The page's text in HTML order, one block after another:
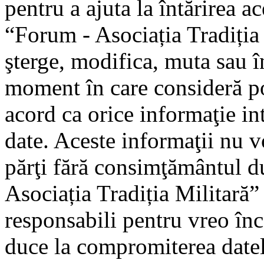
pentru a ajuta la întărirea
“Forum - Asociația
şterge, modifica, muta sau
moment în care consideră
acord ca orice informaţie
date. Aceste informaţii nu
părţi fără consimţământul
Asociația Tradiția
responsabili pentru vreo
duce la compromiterea